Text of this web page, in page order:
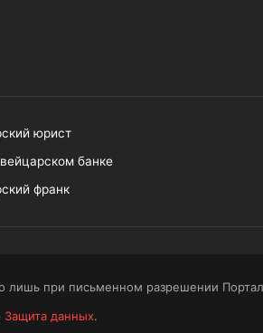
юрист
банке
франк
лишь при письменном разрешении
Защита данных.